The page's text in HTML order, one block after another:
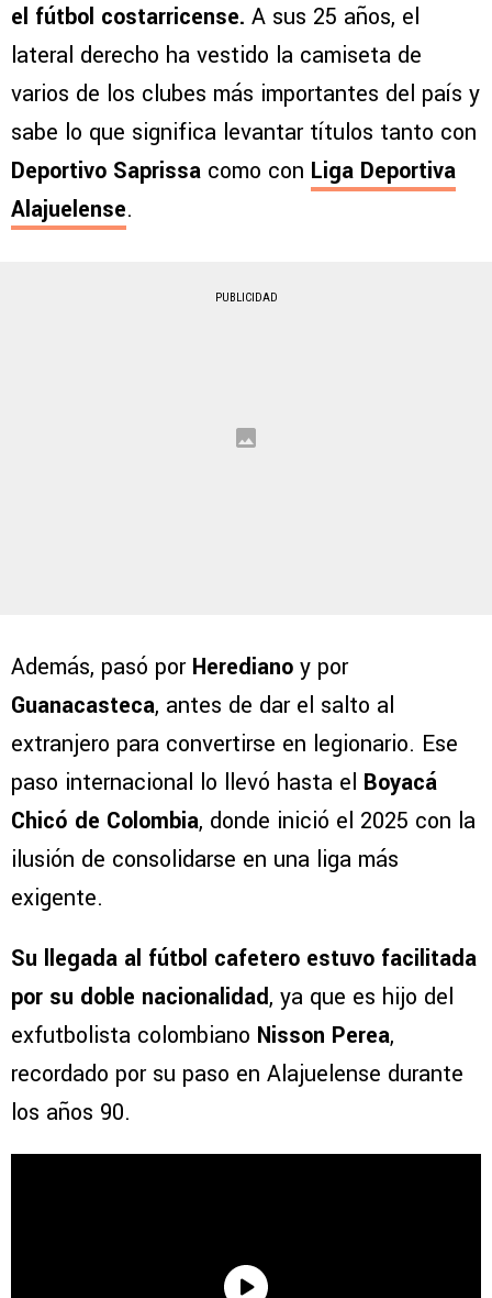
el fútbol costarricense. A sus 25 años, el
lateral derecho ha vestido la camiseta de
varios de los clubes más importantes del país y
sabe lo que significa levantar títulos tanto con
Deportivo Saprissa como con Liga Deportiva
Alajuelense.
PUBLICIDAD
Además, pasó por Herediano y por
Guanacasteca, antes de dar el salto al
extranjero para convertirse en legionario. Ese
paso internacional lo llevó hasta el Boyacá
Chicó de Colombia, donde inició el 2025 con la
ilusión de consolidarse en una liga más
exigente.
Su llegada al fútbol cafetero estuvo facilitada
por su doble nacionalidad, ya que es hijo del
exfutbolista colombiano Nisson Perea,
recordado por su paso en Alajuelense durante
los años 90.